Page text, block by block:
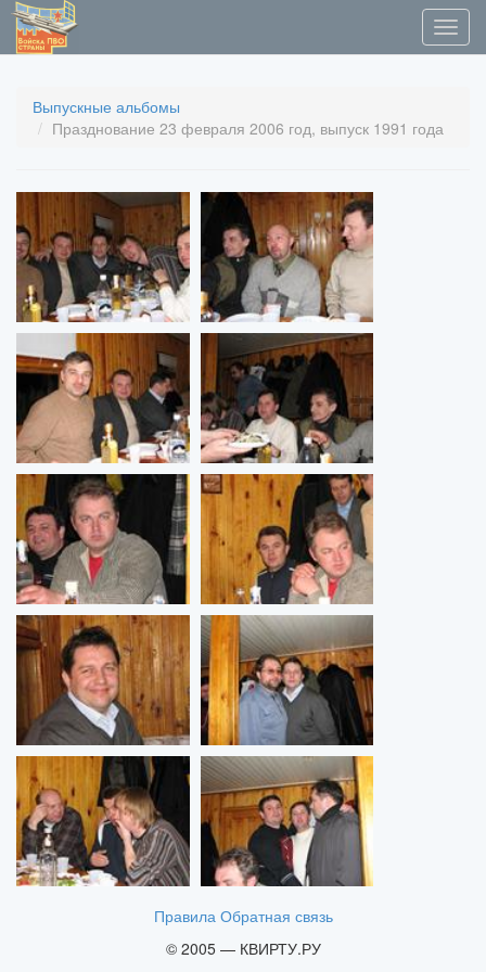
Выпускные альбомы
Празднование 23 февраля 2006 год, выпуск 1991 года
Правила Обратная связь
© 2005 — КВИРТУ.РУ